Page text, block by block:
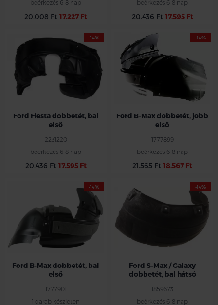
beérkezés 6-8 nap
20.008 Ft17.227 Ft
beérkezés 6-8 nap
20.436 Ft17.595 Ft
-14%
Ford Fiesta dobbetét, bal
első
2231220
beérkezés 6-8 nap
20.436 Ft17.595 Ft
-14%
Ford B-Max dobbetét, jobb
első
1777899
beérkezés 6-8 nap
21.565 Ft18.567 Ft
-14%
Ford B-Max dobbetét, bal
első
1777901
1 darab készleten
Ford bal hátsó bbetét
Ford S-max /Galaxy 2006-2015
-14%
Ford S-Max / Galaxy
dobbetét, bal hátsó
1859673
beérkezés 6-8 nap